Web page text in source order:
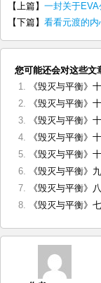
【上篇】 一封关于
【下篇】 看看元渡的
您可能还会对这些文
《毁灭与平衡》
《毁灭与平衡》
《毁灭与平衡》
《毁灭与平衡》
《毁灭与平衡》十
《毁灭与平衡》九
《毁灭与平衡》八
《毁灭与平衡》七